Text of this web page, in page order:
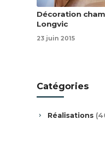
Décoration
Longvic
23 juin 2015
Catégories
Réalisations